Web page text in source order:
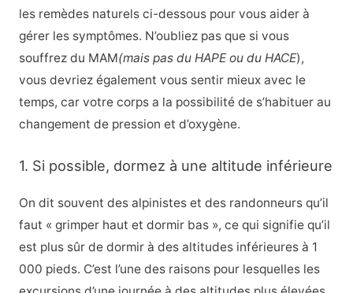
les remèdes naturels ci-dessous pour vous aider à
gérer les symptômes. N’oubliez pas que si vous
souffrez du MAM(mais pas du HAPE ou du HACE),
vous devriez également vous sentir mieux avec le
temps, car votre corps a la possibilité de s’habituer au
changement de pression et d’oxygène.
1. Si possible, dormez à une altitude inférieure
On dit souvent des alpinistes et des randonneurs qu’il
faut « grimper haut et dormir bas », ce qui signifie qu’il
est plus sûr de dormir à des altitudes inférieures à 1
000 pieds. C’est l’une des raisons pour lesquelles les